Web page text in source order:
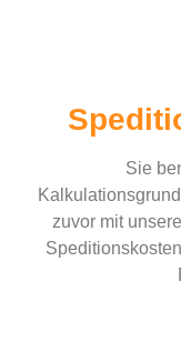
Sie
zuvor mit